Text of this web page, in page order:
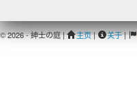
© 2026 - 紳士の庭 | 主页| 关于|